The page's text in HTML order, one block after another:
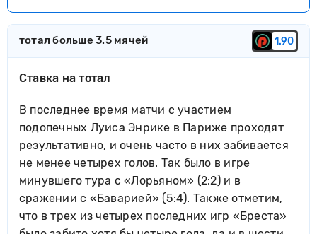
тотал больше 3.5 мячей 1.90
Ставка на тотал
В последнее время матчи с участием
подопечных Луиса Энрике в Париже проходят
результативно, и очень часто в них забивается
не менее четырех голов. Так было в игре
минувшего тура с «Лорьяном» (2:2) и в
сражении с «Баварией» (5:4). Также отметим,
что в трех из четырех последних игр «Бреста»